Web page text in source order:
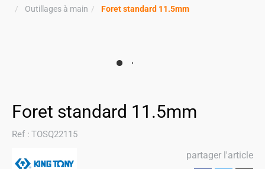
Outillages à main
Foret standard 11.5mm
Foret standard 11.5mm
Ref : TOSQ22115
partager l'article